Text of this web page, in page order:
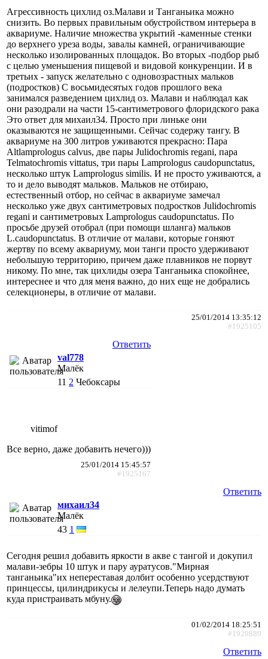
Агрессивность цихлид оз.Малави и Танганьика можно
снизить. Во первых правильным обустройством интерьера в
аквариуме. Наличие множества укрытий -каменные стенки
до верхнего уреза воды, завалы камней, ограничивающие
несколько изолированных площадок. Во вторых -подбор рыб
с целью уменьшения пищевой и видовой конкуренции. И в
третьих - запуск желательно с одновозрастных мальков
(подростков) С восьмидесятых годов прошлого века
занимался разведением цихлид оз. Малави и наблюдал как
они разодрали на части 15-сантиметрового флоридского рака
Это ответ для михаил34. Просто при линьке они
оказываются не защищенными. Сейчас содержу тангу. В
аквариуме на 300 литров уживаются прекрасно: Пара
Altlamprologus calvus, две пары Julidochromis regani, пара
Telmatochromis vittatus, три пары Lamprologus caudopunctatus,
несколько штук Lamprologus similis. И не просто уживаются, а
то и дело выводят мальков. Мальков не отбираю,
естественный отбор, но сейчас в аквариуме замечал
несколько уже двух сантиметровых подростков Julidochromis
regani и сантиметровых Lamprologus caudopunctatus. По
просьбе друзей отобрал (при помощи шланга) мальков
L.caudopunctatus. В отличие от малави, которые гоняют
жертву по всему аквариуму, мои танги просто удерживают
небольшую территорию, причем даже плавников не порвут
никому. По мне, так цихлиды озера Танганьика спокойнее,
интереснее и что для меня важно, до них еще не добрались
селекционеры, в отличие от малави.
25/01/2014 13:35:12
#1925105
Ответить
val778
Малёк
11 2 Чебоксары
vitimof
Все верно, даже добавить нечего)))
25/01/2014 15:45:57
#1925167
Ответить
михаил34
Малёк
43 1
Сегодня решил добавить яркости в акве с тангой и докупил
малави-зебры 10 штук и пару ауратусов."Мирная
танганьика"их непереставая долбит особенно усердствуют
принцессы, цилиндрикусы и лелеупи.Теперь надо думать
куда пристраивать мбуну.
01/02/2014 18:25:51
#1929889
Ответить